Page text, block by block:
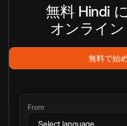
無料 Hindi に
オンライン
無料で始
From